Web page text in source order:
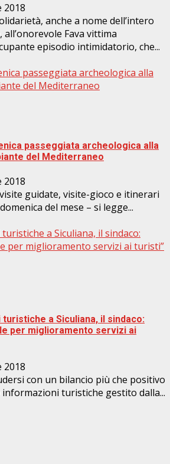
2018
anche a nome dell’intero
Fava vittima
episodio intimidatorio, che...
passeggiata archeologica alla
del Mediterraneo
passeggiata archeologica alla
del Mediterraneo
2018
guidate, visite-gioco e itinerari
del mese – si legge...
a Siculiana, il sindaco:
per miglioramento servizi ai turisti”
a Siculiana, il sindaco:
per miglioramento servizi ai
2018
con un bilancio più che positivo
informazioni turistiche gestito dalla...